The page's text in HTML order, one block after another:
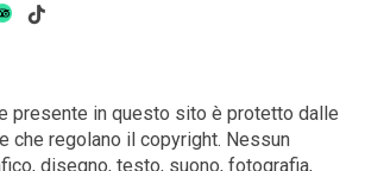
presente in questo sito è protetto dalle
che regolano il copyright. Nessun
disegno, testo, suono, fotografia,